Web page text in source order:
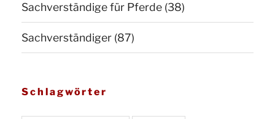
Sachverständige für Pferde (38)
Sachverständiger (87)
Schlagwörter